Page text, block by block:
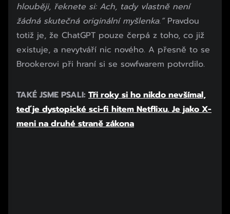
hlouběji, řeknete si: Ach, tady vlastně není
žádná skutečná originální myšlenka.“ Pravdou
totiž je, že ChatGPT pouze čerpá z toho, co již
existuje, a nevytváří nic nového. A přesně to se
Brookerovi při hraní si se sowfwarem potvrdilo.
Začátek reklamy
Konec reklamy
TAKÉ JSME PSALI: Tři roky si ho nikdo nevšímal,
teď je dystopické sci-fi hitem Netflixu. Je jako X-
meni na druhé straně zákona